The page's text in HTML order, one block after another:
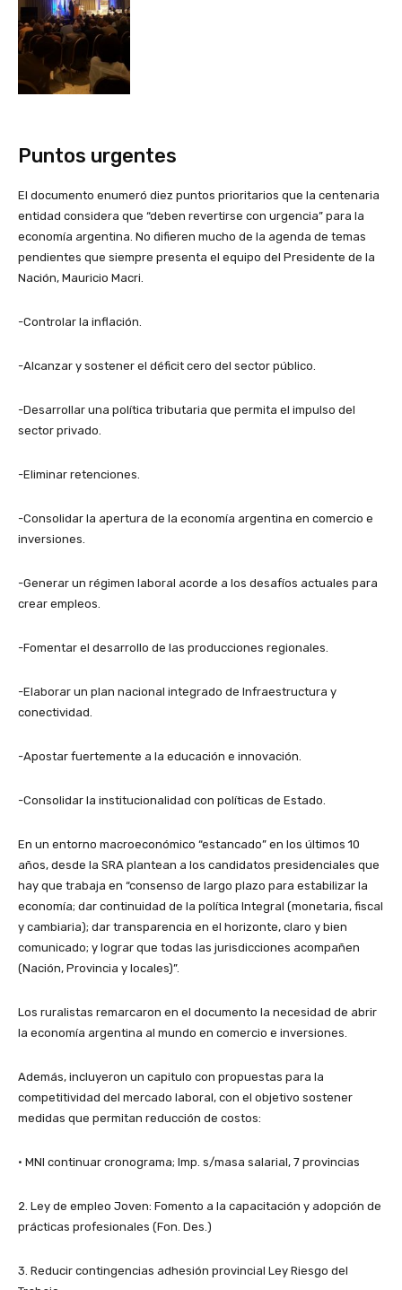
Puntos urgentes
El documento enumeró diez puntos prioritarios que la centenaria
entidad considera que “deben revertirse con urgencia” para la
economía argentina. No difieren mucho de la agenda de temas
pendientes que siempre presenta el equipo del Presidente de la
Nación, Mauricio Macri.
-Controlar la inflación.
-Alcanzar y sostener el déficit cero del sector público.
-Desarrollar una política tributaria que permita el impulso del
sector privado.
-Eliminar retenciones.
-Consolidar la apertura de la economía argentina en comercio e
inversiones.
-Generar un régimen laboral acorde a los desafíos actuales para
crear empleos.
-Fomentar el desarrollo de las producciones regionales.
-Elaborar un plan nacional integrado de Infraestructura y
conectividad.
-Apostar fuertemente a la educación e innovación.
-Consolidar la institucionalidad con políticas de Estado.
En un entorno macroeconómico “estancado” en los últimos 10
años, desde la SRA plantean a los candidatos presidenciales que
hay que trabaja en “consenso de largo plazo para estabilizar la
economía; dar continuidad de la política Integral (monetaria, fiscal
y cambiaria); dar transparencia en el horizonte, claro y bien
comunicado; y lograr que todas las jurisdicciones acompañen
(Nación, Provincia y locales)”.
Los ruralistas remarcaron en el documento la necesidad de abrir
la economía argentina al mundo en comercio e inversiones.
Además, incluyeron un capitulo con propuestas para la
competitividad del mercado laboral, con el objetivo sostener
medidas que permitan reducción de costos:
• MNI continuar cronograma; Imp. s/masa salarial, 7 provincias
2. Ley de empleo Joven: Fomento a la capacitación y adopción de
prácticas profesionales (Fon. Des.)
3. Reducir contingencias adhesión provincial Ley Riesgo del